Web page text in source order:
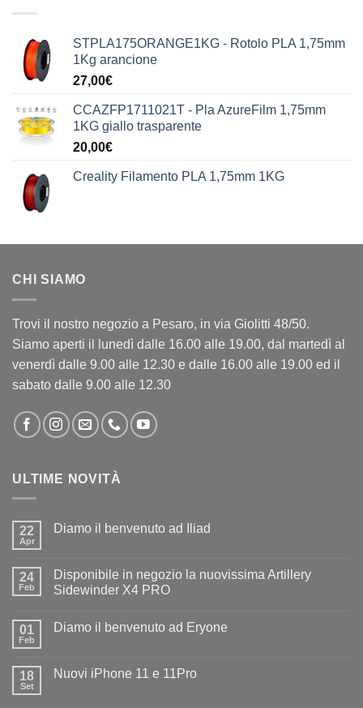
STPLA175ORANGE1KG - Rotolo PLA 1,75mm
1Kg arancione
27,00€
CCAZFP1711021T - Pla AzureFilm 1,75mm
1KG giallo trasparente
20,00€
Creality Filamento PLA 1,75mm 1KG
CHI SIAMO
Trovi il nostro negozio a Pesaro, in via Giolitti 48/50.
Siamo aperti il lunedì dalle 16.00 alle 19.00, dal martedì al
venerdì dalle 9.00 alle 12.30 e dalle 16.00 alle 19.00 ed il
sabato dalle 9.00 alle 12.30
ULTIME NOVITÀ
22
Apr
Diamo il benvenuto ad Iliad
Diamo
il
benvenuto
24
Feb
Disponibile in negozio la nuovissima Artillery
Sidewinder X4 PRO
su
la
nuovissima
01
Feb
Diamo il benvenuto ad Eryone
Diamo
18
Set
Nuovi iPhone 11 e 11Pro